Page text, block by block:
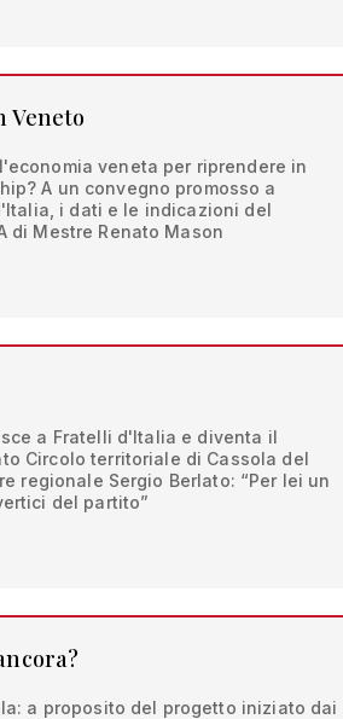
Veneto
veneta per riprendere in
A un convegno promosso a
i dati e le indicazioni del
di Mestre Renato Mason
a Fratelli d'Italia e diventa il
Circolo territoriale di Cassola del
regionale Sergio Berlato: “Per lei un
del partito”
a proposito del progetto iniziato dai